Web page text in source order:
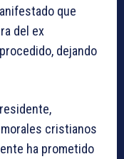
que
del ex
dejando
cristianos
ha prometido